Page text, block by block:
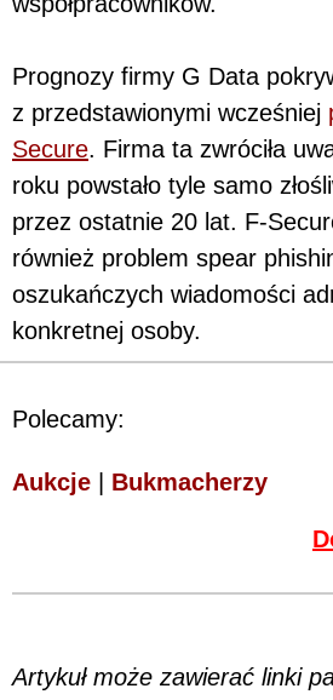
Prognozy firmy G Data
z przedstawionymi wcześniej
Secure. Firma ta zwróciła
roku powstało tyle samo
przez ostatnie 20 lat. F-
również problem spear
oszukańczych wiadomości
konkretnej osoby.
Polecamy:
Aukcje Bukmacherzy
Artykuł może zawierać linki